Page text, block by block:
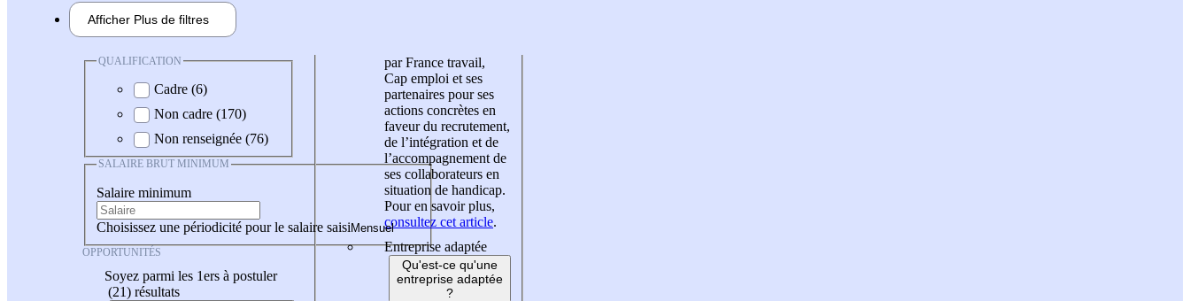
Afficher Plus de filtres
QUALIFICATION
Cadre (6)
Non cadre (170)
Non renseignée (76)
SALAIRE BRUT MINIMUM
Salaire minimum
Choisissez une périodicité pour le salaire saisi
OPPORTUNITÉS
Soyez parmi les 1ers à postuler
(21) résultats
par France travail,
Cap emploi et ses
partenaires pour ses
actions concrètes en
faveur du recrutement,
de l’intégration et de
l’accompagnement de
ses collaborateurs en
situation de handicap.
Pour en savoir plus,
consultez cet article.
Entreprise adaptée
Qu'est-ce qu'une
entreprise adaptée
?